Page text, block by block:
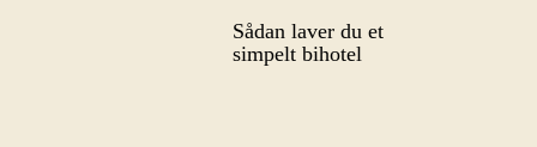
Sådan laver du et
simpelt bihotel